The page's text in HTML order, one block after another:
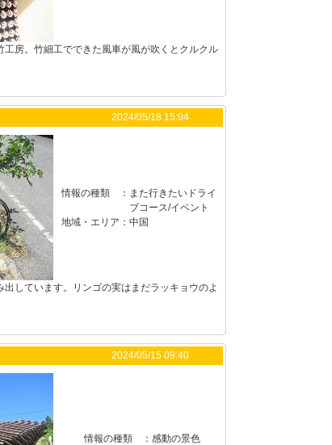
房。竹細工でできた風車が風が吹くとクルクル
2024/05/18 15:04
情報の種類 ： また行きたいドライ
ブコース/イベント
地域・エリア ： 中国
しています。リンゴの実はまだラッキョウのよ
2024/05/15 09:40
情報の種類 ： 感動の景色